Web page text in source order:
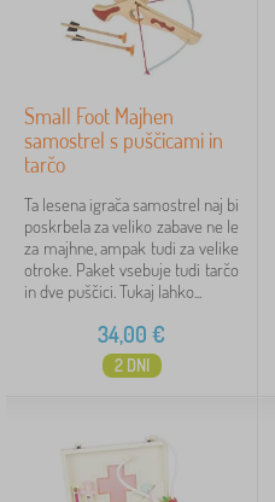
Small Foot Majhen
samostrel s puščicami in
tarčo
Ta lesena igrača samostrel naj bi
poskrbela za veliko zabave ne le
za majhne, ampak tudi za velike
otroke. Paket vsebuje tudi tarčo
in dve puščici. Tukaj lahko...
34,00 €
2 DNI